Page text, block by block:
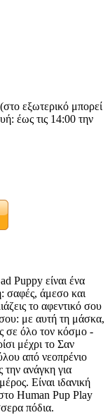
εξωτερικό μπορεί
έως τις 14:00 την
Puppy είναι ένα
σαφές, άμεσο και
το αφεντικό σου
με αυτή τη μάσκα,
σε όλο τον κόσμο -
μέχρι το Σαν
από νεοπρένιο
την ανάγκη για
Είναι ιδανική
Human Pup Play
πόδια.